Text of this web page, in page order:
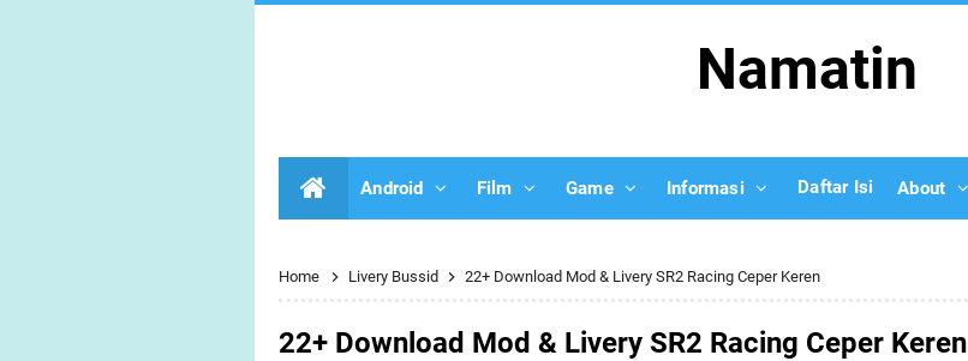
Namatin
Android Film Game Informasi Daftar Isi About
Home Livery Bussid 22+ Download Mod & Livery SR2 Racing Ceper Keren
22+ Download Mod & Livery SR2 Racing Ceper Keren